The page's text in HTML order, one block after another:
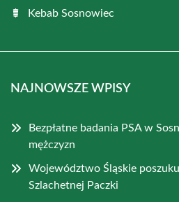
Kebab Sosnowiec
NAJNOWSZE WPISY
Bezpłatne badania PSA w
mężczyzn
Województwo Śląskie
Szlachetnej Paczki